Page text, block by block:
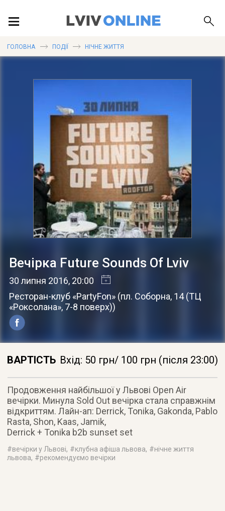
ПУБЛІКАЦІЇ
ДОВІДКА
ГОЛОВНА ПОДІЇ НІЧНЕ ЖИТТЯ
Вечірка Future Sounds Of Lviv
30 липня 2016, 20:00
Ресторан-клуб «PartyFon» (пл. Соборна, 14 (ТЦ
«Роксолана», 7-8 поверх))
ВАРТІСТЬ Вхід: 50 грн/ 100 грн (після 23:00)
Продовження найбільшої у Львові Open Air
вечірки. Минула Sold Out вечірка стала справжнім
відкриттям. Лайн-ап: Derrick, Tonika, Gakonda, Pablo
Rasta, Shon, Kaas, Jamik,
Derrick + Tonika b2b sunset set
#вечірки у Львові, #клубна афіша львова, #нічне життя
львова, #рекомендуємо вечірки